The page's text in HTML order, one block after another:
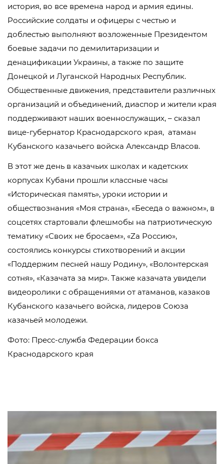
история, во все времена народ и армия едины.
Российские солдаты и офицеры с честью и
доблестью выполняют возложенные Президентом
боевые задачи по демилитаризации и
денацификации Украины, а также по защите
Донецкой и Луганской Народных Республик.
Общественные движения, представители различных
организаций и объединений, диаспор и жители края
поддерживают наших военнослужащих, – сказал
вице-губернатор Краснодарского края, атаман
Кубанского казачьего войска Александр Власов.
В этот же день в казачьих школах и кадетских
корпусах Кубани прошли классные часы
«Историческая память», уроки истории и
обществознания «Моя страна», «Беседа о важном», в
соцсетях стартовали флешмобы на патриотическую
тематику «Своих не бросаем», «Zа Россию»,
состоялись конкурсы стихотворений и акции
«Поддержим песней нашу Родину», «Волонтерская
сотня», «Казачата за мир». Также казачата увидели
видеоролики с обращениями от атаманов, казаков
Кубанского казачьего войска, лидеров Союза
казачьей молодежи.
Фото: Пресс-служба Федерации бокса
Краснодарского края